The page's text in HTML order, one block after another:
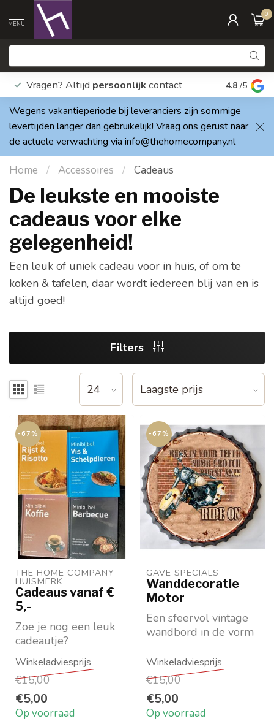
MENU
0
Vragen? Altijd persoonlijk contact Elke dag
4.8 /5
Wegens vakantieperiode bij leveranciers zijn sommige
levertijden langer dan gebruikelijk! Vraag ons gerust naar
de actuele verwachting via info@thehomecompany.nl
Home / Accessoires / Cadeaus
De leukste en mooiste
cadeaus voor elke
gelegenheid!
Een leuk of uniek cadeau voor in huis, of om te
koken & tafelen, daar wordt iedereen blij van en is
altijd goed!
Filters
-67%
THE HOME COMPANY
HUISMERK
Cadeaus vanaf €
5,-
Zoe je nog een leuk
cadeautje?
Bekijk hier de leukste
meepakkertjes vanaf €
5,...
€15,00
€5,00
Op voorraad
-67%
GAVE SPECIALS
Wanddecoratie
Motor
Een sfeervol vintage
wandbord in de vorm
Afbeelding: Motor e...
€15,00
€5,00
Op voorraad